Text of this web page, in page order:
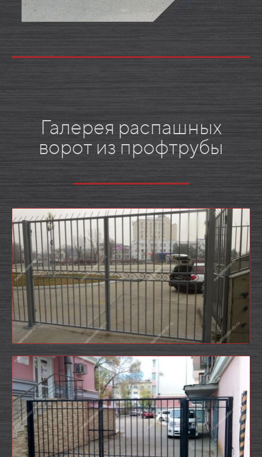
Галерея распашных
ворот из профтрубы